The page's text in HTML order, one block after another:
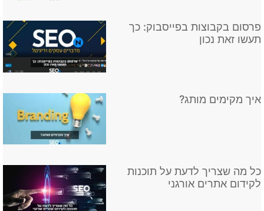
פרסום בקבוצות בפייסבוק: כך
תעשו זאת נכון
איך מקימים מותג?
כל מה שצריך לדעת על תוכנות
לקידום אתרים אורגני